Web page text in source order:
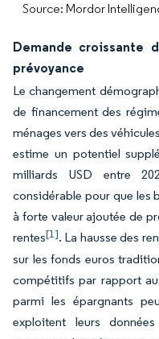
Source: Mordor
Demande
prévoyance
Le changement
de financement des
ménages vers des
estime un potentiel
milliards USD entre
considérable pour que les
à forte valeur ajoutée de
rentes[1]. La hausse des
sur les fonds euros
compétitifs par rapport
parmi les épargnants
exploitent leurs